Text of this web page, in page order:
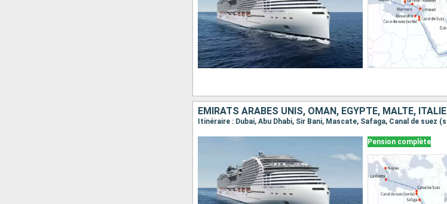
EMIRATS ARABES UNIS, OMAN, EGYPTE, MALTE, ITALIE
Pension complète